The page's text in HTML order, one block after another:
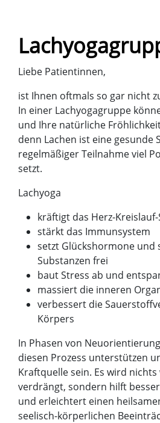
Liebe Patientinnen,
ist Ihnen oftmals so gar nicht
In einer Lachyogagruppe
und Ihre natürliche
denn Lachen ist eine gesunde
regelmäßiger Teilnahme viel
setzt.
Lachyoga
kräftigt das Herz-
stärkt das Immunsystem
setzt Glückshormone und
Substanzen frei
baut Stress ab und
massiert die inneren
verbessert die
Körpers
In Phasen von
diesen Prozess unterstützen
Kraftquelle sein. Es wird
verdrängt, sondern hilft
und erleichtert einen
seelisch-körperlichen